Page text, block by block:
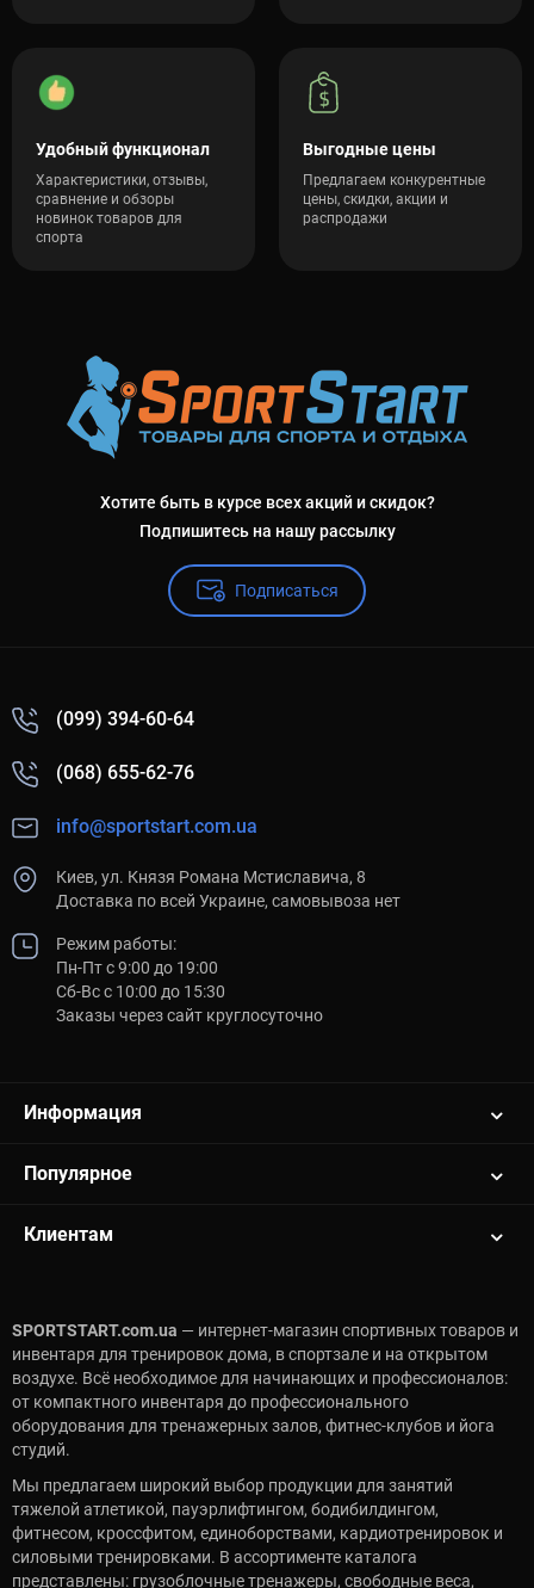
Удобный функционал
Характеристики, отзывы,
сравнение и обзоры
новинок товаров для
спорта
Выгодные цены
Предлагаем конкурентные
цены, скидки, акции и
распродажи
Хотите быть в курсе всех акций и скидок?
Подпишитесь на нашу рассылку
Подписаться
(099) 394-60-64
(068) 655-62-76
info@sportstart.com.ua
Киев, ул. Князя Романа Мстиславича, 8
Доставка по всей Украине, самовывоза нет
Режим работы:
Пн-Пт с 9:00 до 19:00
Сб-Вс с 10:00 до 15:30
Заказы через сайт круглосуточно
Информация
Популярное
Клиентам
SPORTSTART.com.ua — интернет-магазин спортивных товаров и
инвентаря для тренировок дома, в спортзале и на открытом
воздухе. Всё необходимое для начинающих и профессионалов:
от компактного инвентаря до профессионального
оборудования для тренажерных залов, фитнес-клубов и йога
студий.
Мы предлагаем широкий выбор продукции для занятий
тяжелой атлетикой, пауэрлифтингом, бодибилдингом,
фитнесом, кроссфитом, единоборствами, кардиотренировок и
силовыми тренировками. В ассортименте каталога
представлены: грузоблочные тренажеры, свободные веса,